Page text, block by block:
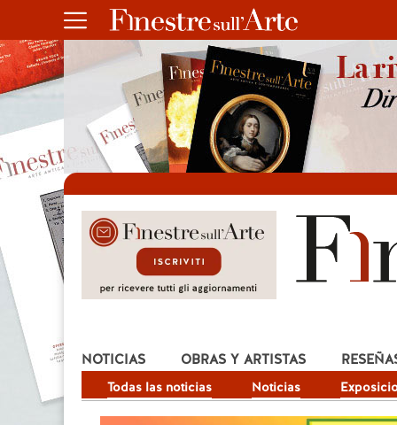
NOTICIAS
Todas las noticias Noticias
OBRAS Y ARTISTAS